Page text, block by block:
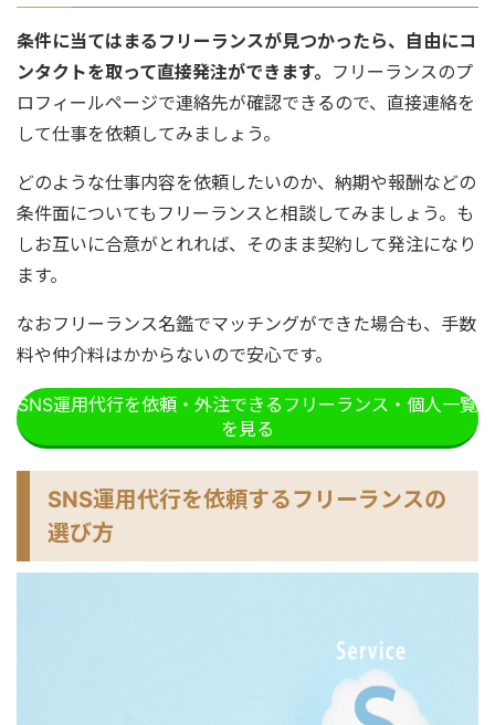
条件に当てはまるフリーランスが見つかったら、自由にコ
ンタクトを取って直接発注ができます。 フリーランスのプ
ロフィールページで連絡先が確認できるので、直接連絡を
して仕事を依頼してみましょう。
どのような仕事内容を依頼したいのか、納期や報酬などの
条件面についてもフリーランスと相談してみましょう。も
しお互いに合意がとれれば、そのまま契約して発注になり
ます。
なおフリーランス名鑑でマッチングができた場合も、手数
料や仲介料はかからないので安心です。
SNS運用代行を依頼・外注できるフリーランス・個人一覧
を見る
SNS運用代行を依頼するフリーランスの
選び方